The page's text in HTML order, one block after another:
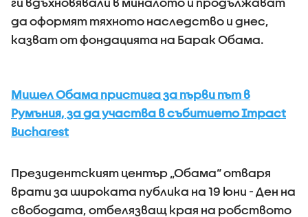
да оформят тяхното наследство и днес,
казват от фондацията на Барак Обама.
Мишел Обама пристига за първи път в
Румъния, за да участва в събитието Impact
Bucharest
Президентският център „Обама“ отваря
врати за широката публика на 19 юни - Ден на
свободата, отбелязващ края на робството